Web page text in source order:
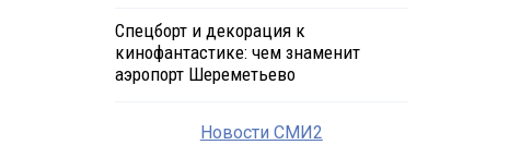
Спецборт и декорация к
кинофантастике: чем знаменит
аэропорт Шереметьево
Новости СМИ2